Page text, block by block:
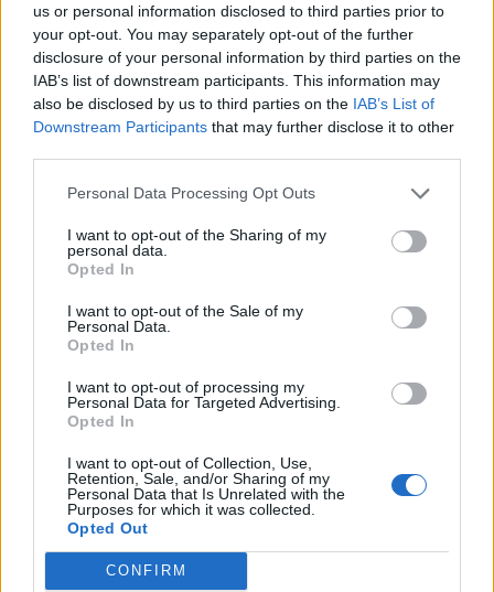
us or personal information disclosed to third parties prior to
your opt-out. You may separately opt-out of the further
disclosure of your personal information by third parties on the
IAB’s list of downstream participants. This information may
also be disclosed by us to third parties on the IAB’s List of
Downstream Participants that may further disclose it to other
Personal Data Processing Opt Outs
I want to opt-out of the Sharing of my
personal data.
Opted In
I want to opt-out of the Sale of my
Personal Data.
Opted In
I want to opt-out of processing my
Personal Data for Targeted Advertising.
Opted In
I want to opt-out of Collection, Use,
Retention, Sale, and/or Sharing of my
Personal Data that Is Unrelated with the
Purposes for which it was collected.
Opted Out
CONFIRM